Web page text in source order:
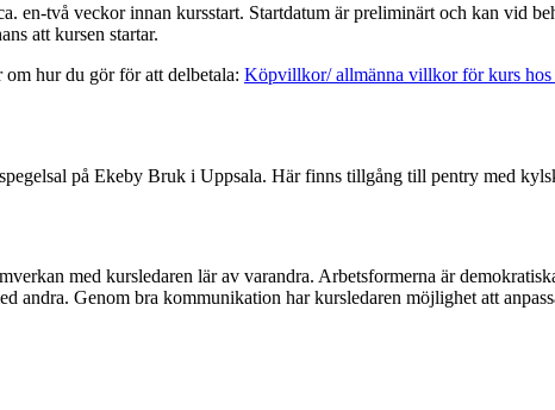
en-två veckor innan kursstart. Startdatum är preliminärt och kan vid
att kursen startar.
hur du gör för att delbetala: Köpvillkor/ allmänna villkor för kurs hos
på Ekeby Bruk i Uppsala. Här finns tillgång till pentry med
med kursledaren lär av varandra. Arbetsformerna är
andra. Genom bra kommunikation har kursledaren möjlighet att